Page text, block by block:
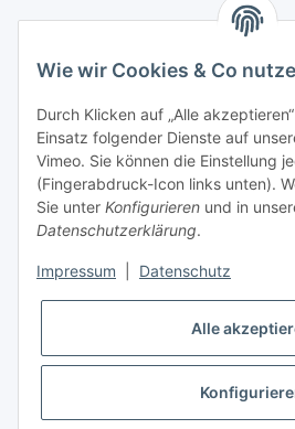
PROMADENT UG
Im Nordfeld 13
29336 Nienhagen
info@promadent.de
+49 (0) 5144 / 6980 - 200
Wie wir Cookies & Co
Durch Klicken auf „Alle
Einsatz folgender Dienste auf
Vimeo. Sie können die Einstellung
(Fingerabdruck-Icon links unten).
Sie unter Konfigurieren und in
Datenschutzerklärung.
Impressum Datenschutz
Alle